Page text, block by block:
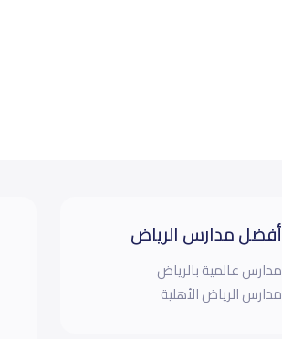
أفضل مدارس الرياض
مدارس عالمية بالرياض
مدارس الرياض الأهلية